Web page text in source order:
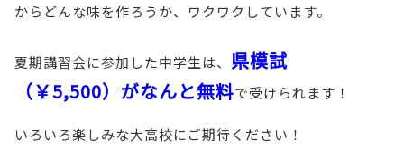
からどんな味を作ろうか、ワクワクしています。
夏期講習会に参加した中学生は、 県模試
（￥5,500）がなんと無料で受けられます！
いろいろ楽しみな大高校にご期待ください！